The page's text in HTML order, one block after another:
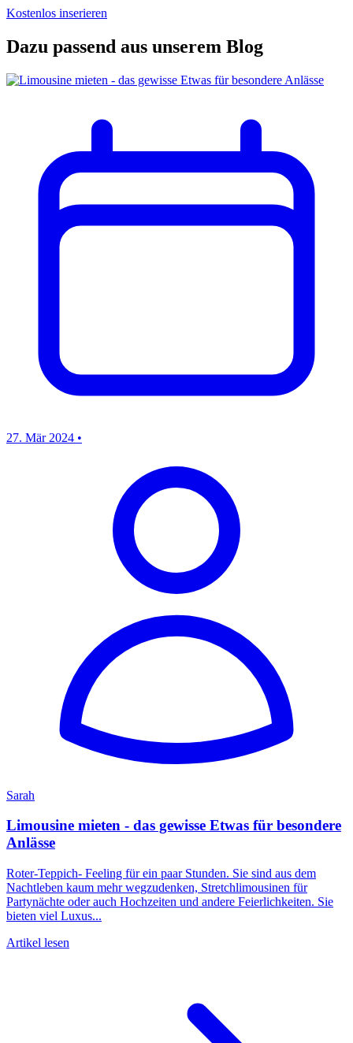
Kostenlos inserieren
Dazu passend aus unserem Blog
27. Mär 2024 •
Sarah
Limousine mieten - das gewisse Etwas für besondere
Anlässe
Roter-Teppich- Feeling für ein paar Stunden. Sie sind aus dem
Nachtleben kaum mehr wegzudenken, Stretchlimousinen für
Partynächte oder auch Hochzeiten und andere Feierlichkeiten. Sie
bieten viel Luxus...
Artikel lesen